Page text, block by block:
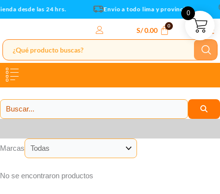
Ir
al
desde las 24 hrs. Envio a todo lima y provincias
S/0.00
Marcas
No se encontraron productos
0